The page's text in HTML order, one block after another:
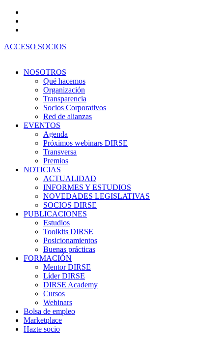
contenido
ACCESO SOCIOS
NOSOTROS
Qué hacemos
Organización
Transparencia
Socios Corporativos
Red de alianzas
EVENTOS
Agenda
Próximos webinars DIRSE
Transversa
Premios
NOTICIAS
ACTUALIDAD
INFORMES Y ESTUDIOS
NOVEDADES LEGISLATIVAS
SOCIOS DIRSE
PUBLICACIONES
Estudios
Toolkits DIRSE
Posicionamientos
Buenas prácticas
FORMACIÓN
Mentor DIRSE
Líder DIRSE
DIRSE Academy
Cursos
Webinars
Bolsa de empleo
Marketplace
Hazte socio